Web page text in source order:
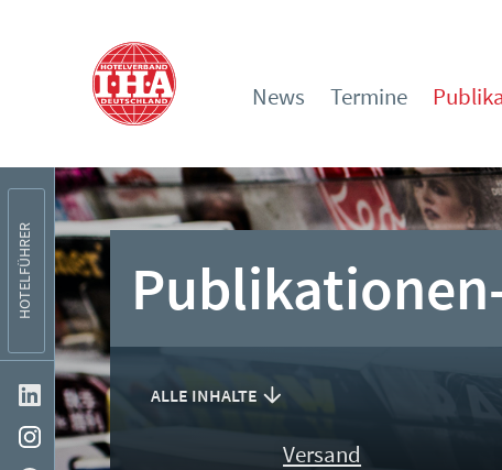
News Termine
HOTELFÜHRER
ALLE INHALTE
Versand